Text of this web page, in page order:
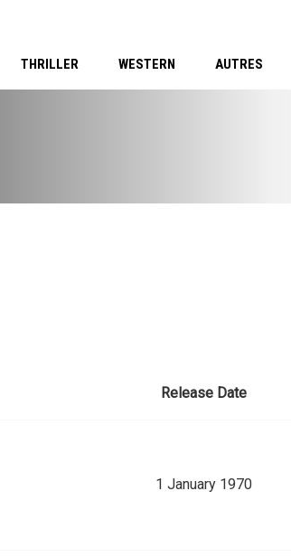
THRILLER WESTERN AUTRES
Release Date
1 January 1970